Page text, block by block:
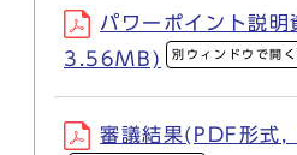
パワーポイント説明
3.56MB)
別ウィンドウで開く
審議結果(PDF形